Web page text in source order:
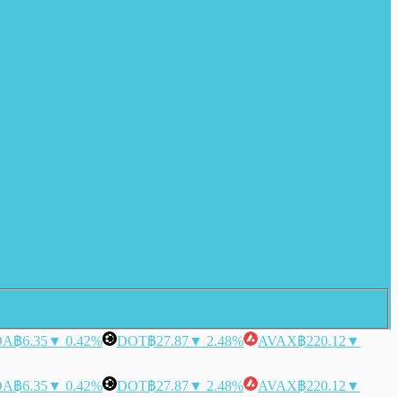
฿6.35▼ 0.42% DOT฿27.87▼ 2.48% AVAX฿220.12 ▼
฿6.35▼ 0.42% DOT฿27.87▼ 2.48% AVAX฿220.12 ▼